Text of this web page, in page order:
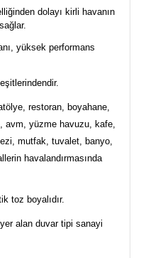
dolayı kirli havanın
yüksek performans
restoran, boyahane,
avm, yüzme havuzu, kafe,
mutfak, tuvalet, banyo,
havalandırmasında
toz boyalıdır.
alan duvar tipi sanayi